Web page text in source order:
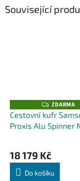
Související
Z
D
A
R
M
ZDARMA
Cestovní kufr
Proxis Alu Spinner
18 179 Kč
Do košíku